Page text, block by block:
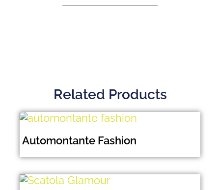
Related Products
Automontante Fashion